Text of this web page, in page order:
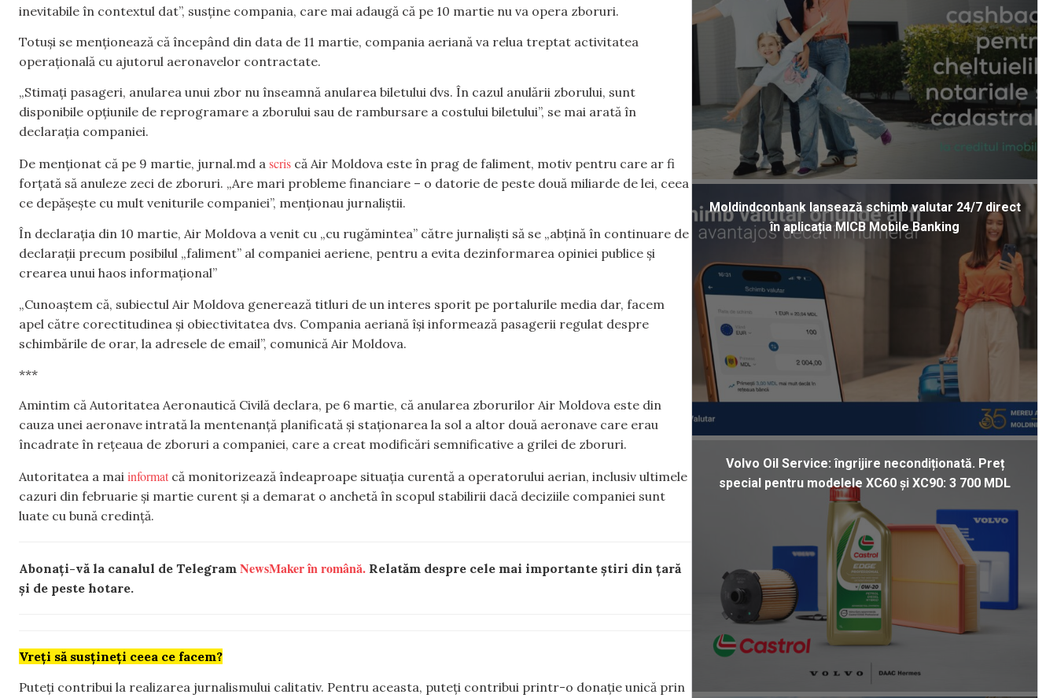
inevitabile în contextul dat”, susține compania, care mai adaugă că pe 10 martie nu va opera zboruri.
Totuși se menționează că începând din data de 11 martie, compania aeriană va relua treptat activitatea
operațională cu ajutorul aeronavelor contractate.
„Stimați pasageri, anularea unui zbor nu înseamnă anularea biletului dvs. În cazul anulării zborului, sunt
disponibile opțiunile de reprogramare a zborului sau de rambursare a costului biletului”, se mai arată în
declarația companiei.
De menționat că pe 9 martie, jurnal.md a scris că Air Moldova este în prag de faliment, motiv pentru care ar fi
forțată să anuleze zeci de zboruri. „Are mari probleme financiare – o datorie de peste două miliarde de lei, ceea
ce depășește cu mult veniturile companiei”, menționau jurnaliștii.
În declarația din 10 martie, Air Moldova a venit cu „cu rugămintea” către jurnaliști să se „abțină în continuare de
declarații precum posibilul „faliment” al companiei aeriene, pentru a evita dezinformarea opiniei publice și
crearea unui haos informațional”
„Cunoaștem că, subiectul Air Moldova generează titluri de un interes sporit pe portalurile media dar, facem
apel către corectitudinea și obiectivitatea dvs. Compania aeriană își informează pasagerii regulat despre
schimbările de orar, la adresele de email”, comunică Air Moldova.
***
Amintim că Autoritatea Aeronautică Civilă declara, pe 6 martie, că anularea zborurilor Air Moldova este din
cauza unei aeronave intrată la mentenanță planificată și staționarea la sol a altor două aeronave care erau
încadrate în rețeaua de zboruri a companiei, care a creat modificări semnificative a grilei de zboruri.
Autoritatea a mai informat că monitorizează îndeaproape situația curentă a operatorului aerian, inclusiv ultimele
cazuri din februarie și martie curent și a demarat o anchetă în scopul stabilirii dacă deciziile companiei sunt
luate cu bună credință.
Abonați-vă la canalul de Telegram NewsMaker în română. Relatăm despre cele mai importante știri din țară
și de peste hotare.
Vreți să susțineți ceea ce facem?
Puteți contribui la realizarea jurnalismului calitativ. Pentru aceasta, puteți contribui printr-o donație unică prin
Moldindconbank lansează schimb valutar 24/7 direct
în aplicația MICB Mobile Banking
Volvo Oil Service: îngrijire necondiționată. Preț
special pentru modelele XC60 și XC90: 3 700 MDL